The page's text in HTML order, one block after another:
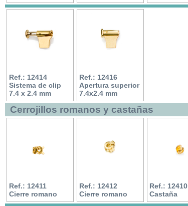
Ref.: 12414
Sistema de clip
7.4 x 2.4 mm
Ref.: 12416
Apertura superior
7.4x2.4 mm
Cerrojillos romanos y castañas
Ref.: 12411
Cierre romano
Ref.: 12412
Cierre romano
Ref.: 12410
Castaña